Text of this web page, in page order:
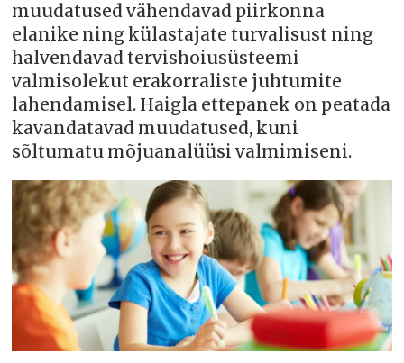
muudatused vähendavad piirkonna
elanike ning külastajate turvalisust ning
halvendavad tervishoiusüsteemi
valmisolekut erakorraliste juhtumite
lahendamisel. Haigla ettepanek on peatada
kavandatavad muudatused, kuni
sõltumatu mõjuanalüüsi valmimiseni.